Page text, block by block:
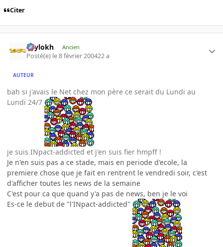
Citer
Psylokh Ancien
Posté(e) le 8 février 200422 a
AUTEUR
bah si j'avais le Net chez mon père ce serait du Lundi au
Lundi 24/7
je suis INpact-addicted et j'en suis fier hmpff !
Je n'en suis pas a ce stade, mais en periode d'ecole, la
premiere chose que je fait en rentrent le vendredi soir, c'est
d'afficher toutes les news de la semaine
C'est pour ca que quand y'a pas de news, ben je le voi
Es-ce le debut de "l'INpact-addicted"